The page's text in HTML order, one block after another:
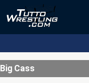
Big Cass